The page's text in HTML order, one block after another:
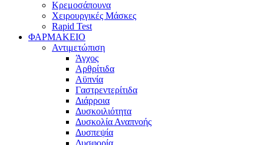
Κρεμοσάπουνα
Χειρουργικές Μάσκες
Rapid Test
ΦΑΡΜΑΚΕΙΟ
Αντιμετώπιση
Άγχος
Αρθρίτιδα
Αϋπνία
Γαστρεντερίτιδα
Διάρροια
Δυσκοιλιότητα
Δυσκολία Αναπνοής
Δυσπεψία